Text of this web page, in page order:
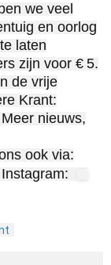
we veel
en oorlog
laten
zijn voor € 5.
de vrije
Krant:
Meer nieuws,
ook via:
Instagram: